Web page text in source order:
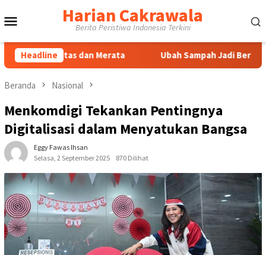
ke
Harian Cakrawala
Berita Peristiwa Indonesia Terkini
Headline
dan Merata Ubah Sampah Jadi Berkah, Tim
Beranda Nasional
Menkomdigi Tekankan Pentingnya
Digitalisasi dalam Menyatukan Bangsa
Eggy Fawas Ihsan
Selasa, 2 September 2025
870 Dilihat